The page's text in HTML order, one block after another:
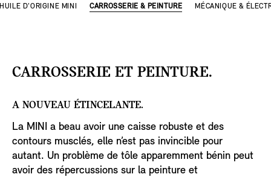
HUILE D'ORIGINE MINI CARROSSERIE & PEINTURE MÉCANIQUE &
CARROSSERIE ET PEINTURE.
A NOUVEAU ÉTINCELANTE.
La MINI a beau avoir une caisse robuste et des
contours musclés, elle n’est pas invincible pour
autant. Un problème de tôle apparemment bénin peut
avoir des répercussions sur la peinture et